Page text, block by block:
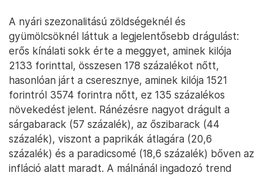
A nyári szezonalitású zöldségeknél és
gyümölcsöknél láttuk a legjelentősebb drágulást:
erős kínálati sokk érte a meggyet, aminek kilója
2133 forinttal, összesen 178 százalékot nőtt,
hasonlóan járt a cseresznye, aminek kilója 1521
forintról 3574 forintra nőtt, ez 135 százalékos
növekedést jelent. Ránézésre nagyot drágult a
sárgabarack (57 százalék), az őszibarack (44
százalék), viszont a paprikák átlagára (20,6
százalék) és a paradicsomé (18,6 százalék) bőven az
infláció alatt maradt. A málnánál ingadozó trend